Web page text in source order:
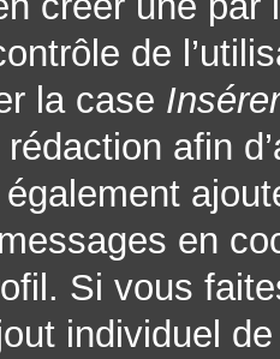
de
la case
afin
en
Si vous
individuel